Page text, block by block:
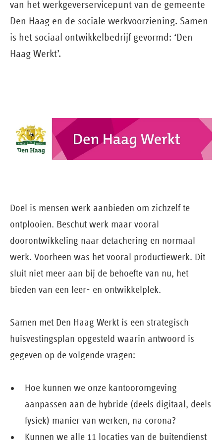
van het werkgeverservicepunt van de gemeente
Den Haag en de sociale werkvoorziening. Samen
is het sociaal ontwikkelbedrijf gevormd: ‘Den
Haag Werkt’.
Doel is mensen werk aanbieden om zichzelf te
ontplooien. Beschut werk maar vooral
doorontwikkeling naar detachering en normaal
werk. Voorheen was het vooral productiewerk. Dit
sluit niet meer aan bij de behoefte van nu, het
bieden van een leer- en ontwikkelplek.
Samen met Den Haag Werkt is een strategisch
huisvestingsplan opgesteld waarin antwoord is
gegeven op de volgende vragen:
Hoe kunnen we onze kantooromgeving
aanpassen aan de hybride (deels digitaal, deels
fysiek) manier van werken, na corona?
Kunnen we alle 11 locaties van de buitendienst